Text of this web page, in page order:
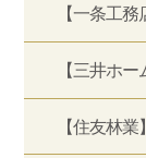
【一条工
【三井ホ
【住友林業